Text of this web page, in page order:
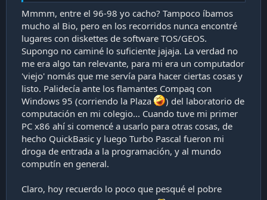
como no había internet, buscaba capturas de pantallas de
juegos en revistas americanas o de Inglaterra que llegaban
a las librerías de turno y a veces tenían una pequeña
referencia y con eso me tiraba el salto, a veces eran juegos
muy buenos y otras no tanto jajaja. También en esa época
me conectaba con el Atari St a un BBS en donde conocí a
más gente que tenía Atari St y el dueño del BBS lo tenía en
la Florida, además de un estudio de grabación que usaba
los Atari St para grabar arreglos en MIDI.
Uff se me han venido una ola de recuerdos, como los
trabajos que se hacían con impresora laser en un local de
un alemán que tenía un Atari St con Megafile y usaba
programas como el Calamus por ejemplo. Se hacían unas
cosas increíbles.
Mmmm, entre el 96-98 yo cacho? Tampoco íbamos
mucho al Bio, pero en los recorridos nunca encontré
lugares con diskettes de software TOS/GEOS.
Supongo no caminé lo suficiente jajaja. La verdad no
me era algo tan relevante, para mi era un computador
'viejo' nomás que me servía para hacer ciertas cosas y
listo. Palidecía ante los flamantes Compaq con
Windows 95 (corriendo la Plaza
) del laboratorio de
computación en mi colegio... Cuando tuve mi primer
PC x86 ahí si comencé a usarlo para otras cosas, de
hecho QuickBasic y luego Turbo Pascal fueron mi
droga de entrada a la programación, y al mundo
computín en general.
Claro, hoy recuerdo lo poco que pesqué el pobre